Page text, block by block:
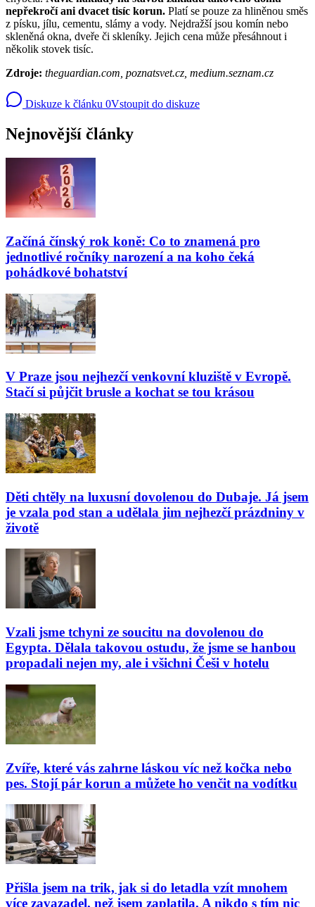
nepřekročí ani dvacet tisíc korun. Platí se pouze za hliněnou směs
z písku, jílu, cementu, slámy a vody. Nejdražší jsou komín nebo
skleněná okna, dveře či skleníky. Jejich cena může přesáhnout i
několik stovek tisíc.
Zdroje: theguardian.com, poznatsvet.cz, medium.seznam.cz
Diskuze k článku 0Vstoupit do diskuze
Nejnovější články
Začíná čínský rok koně: Co to znamená pro
jednotlivé ročníky narození a na koho čeká
pohádkové bohatství
V Praze jsou nejhezčí venkovní kluziště v Evropě.
Stačí si půjčit brusle a kochat se tou krásou
Děti chtěly na luxusní dovolenou do Dubaje. Já jsem
je vzala pod stan a udělala jim nejhezčí prázdniny v
životě
Vzali jsme tchyni ze soucitu na dovolenou do
Egypta. Dělala takovou ostudu, že jsme se hanbou
propadali nejen my, ale i všichni Češi v hotelu
Zvíře, které vás zahrne láskou víc než kočka nebo
pes. Stojí pár korun a můžete ho venčit na vodítku
Přišla jsem na trik, jak si do letadla vzít mnohem
více zavazadel, než jsem zaplatila. A nikdo s tím nic